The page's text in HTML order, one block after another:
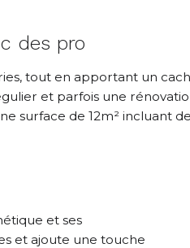
des pro
tout en apportant un
et parfois une
surface de 12m² incluant
et ses
et ajoute une touche